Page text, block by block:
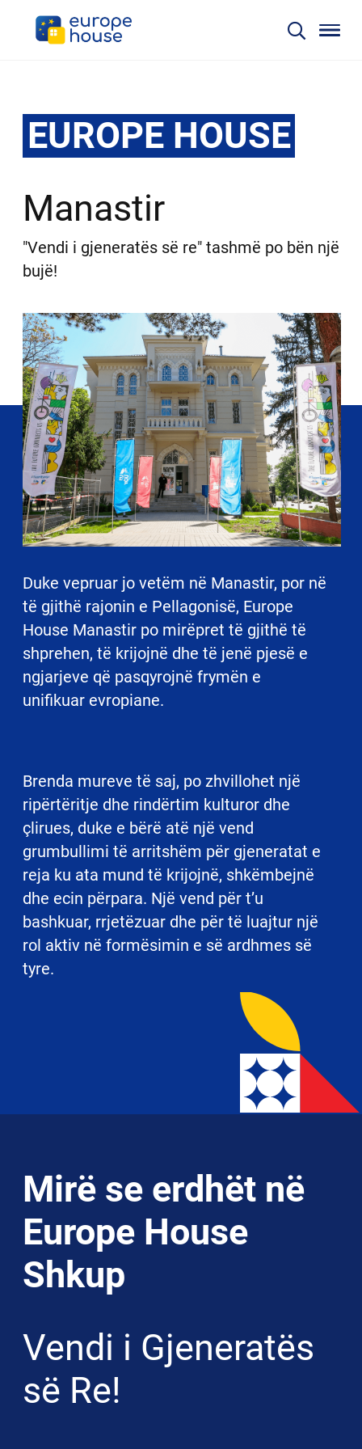
EUROPE HOUSE
Manastir
"Vendi i gjeneratës së re" tashmë po bën një
bujë!
Duke vepruar jo vetëm në Manastir, por në
të gjithë rajonin e Pellagonisë, Europe
House Manastir po mirëpret të gjithë të
shprehen, të krijojnë dhe të jenë pjesë e
ngjarjeve që pasqyrojnë frymën e
unifikuar evropiane.
Brenda mureve të saj, po zhvillohet një
ripërtëritje dhe rindërtim kulturor dhe
çlirues, duke e bërë atë një vend
grumbullimi të arritshëm për gjeneratat e
reja ku ata mund të krijojnë, shkëmbejnë
dhe ecin përpara. Një vend për t’u
bashkuar, rrjetëzuar dhe për të luajtur një
rol aktiv në formësimin e së ardhmes së
tyre.
Mirë se erdhët në
Europe House
Shkup
Vendi i Gjeneratës
së Re!